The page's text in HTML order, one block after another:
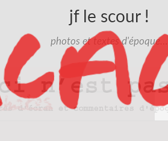
jf le scour !
photos et textes d'époque…